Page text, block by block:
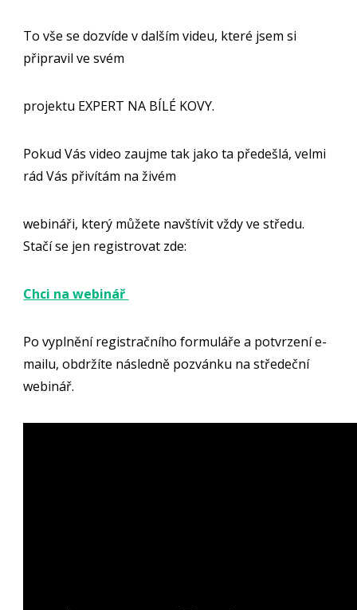
To vše se dozvíde v dalším videu, které jsem si
připravil ve svém
projektu EXPERT NA BÍLÉ KOVY.
Pokud Vás video zaujme tak jako ta předešlá, velmi
rád Vás přivítám na živém
webináři, který můžete navštívit vždy ve středu.
Stačí se jen registrovat zde:
Chci na webinář
Po vyplnění registračního formuláře a potvrzení e-
mailu, obdržíte následně pozvánku na středeční
webinář.